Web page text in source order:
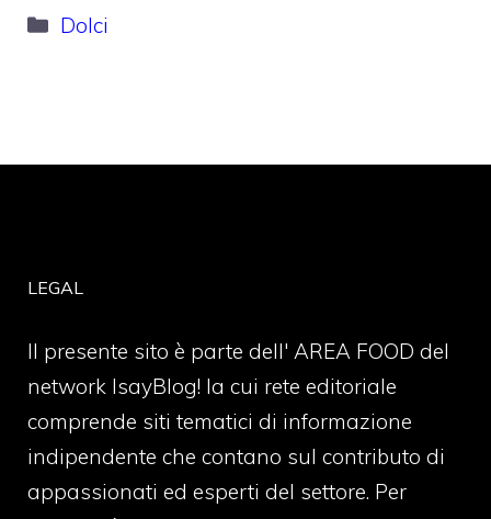
Categorie
Dolci
LEGAL
Il presente sito è parte dell' AREA FOOD del
network IsayBlog! la cui rete editoriale
comprende siti tematici di informazione
indipendente che contano sul contributo di
appassionati ed esperti del settore. Per